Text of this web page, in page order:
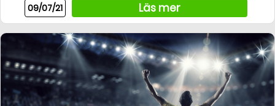
09/07/21
Läs mer